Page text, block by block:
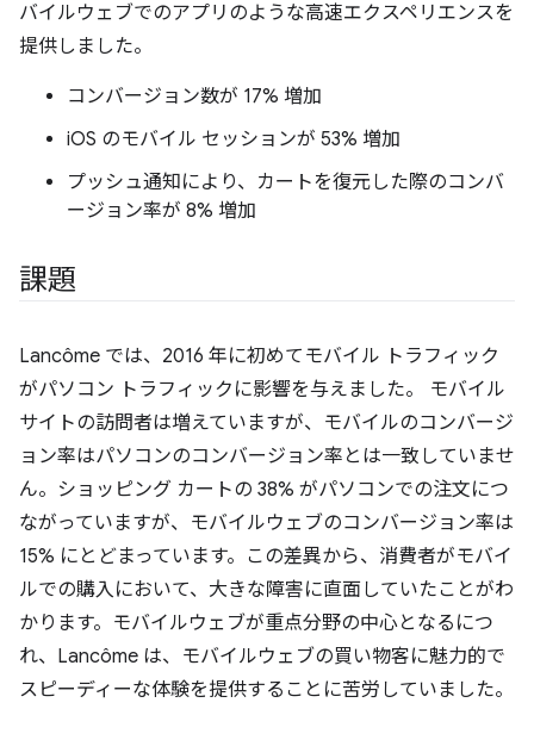
バイルウェブでのアプリのような高速エクスペリエンスを
提供しました。
コンバージョン数が 17% 増加
iOS のモバイル セッションが 53% 増加
プッシュ通知により、カートを復元した際のコンバ
ージョン率が 8% 増加
課題
Lancôme では、2016 年に初めてモバイル トラフィック
がパソコン トラフィックに影響を与えました。 モバイル
サイトの訪問者は増えていますが、モバイルのコンバージ
ョン率はパソコンのコンバージョン率とは一致していませ
ん。ショッピング カートの 38% がパソコンでの注文につ
ながっていますが、モバイルウェブのコンバージョン率は
15% にとどまっています。この差異から、消費者がモバイ
ルでの購入において、大きな障害に直面していたことがわ
かります。モバイルウェブが重点分野の中心となるにつ
れ、Lancôme は、モバイルウェブの買い物客に魅力的で
スピーディーな体験を提供することに苦労していました。